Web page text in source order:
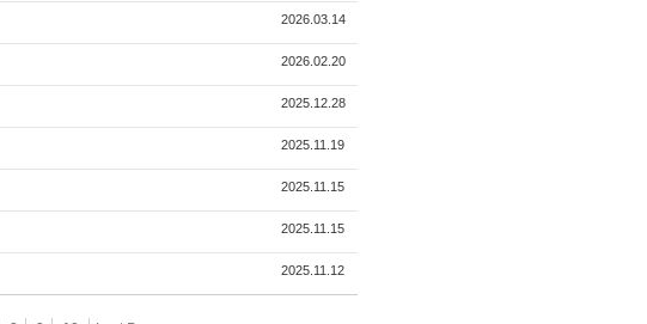
2026.03.14
2026.02.20
2025.12.28
2025.11.19
2025.11.15
2025.11.15
2025.11.12